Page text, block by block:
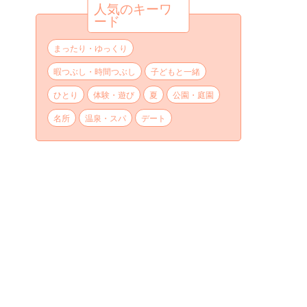
人気のキーワ
ード
まったり・ゆっくり
暇つぶし・時間つぶし
子どもと一緒
ひとり
体験・遊び 夏
公園・庭園
名所
温泉・スパ デート